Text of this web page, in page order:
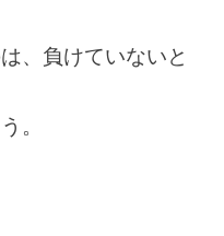
、負けていないと
。